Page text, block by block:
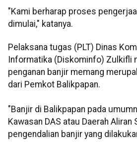
"Kami berharap proses
dimulai," katanya.
Pelaksana tugas (PLT) Dinas
Informatika (Diskominfo) Zulkifli
penganan banjir memang
dari Pemkot Balikpapan.
"Banjir di Balikpapan pada
Kawasan DAS atau Daerah Aliran
pengendalian banjir yang